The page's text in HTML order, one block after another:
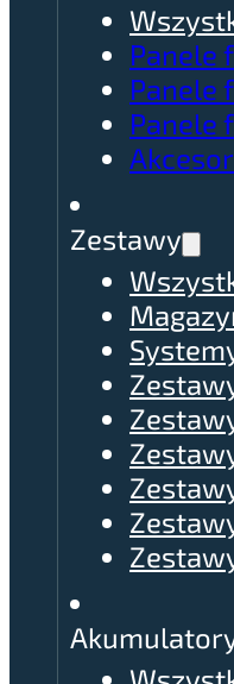
Panele
Panele
Panele
Zestawy